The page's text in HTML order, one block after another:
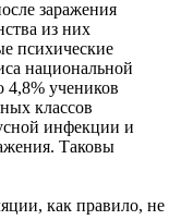
заражения
из них
психические
национальной
4,8% учеников
классов
инфекции и
Таковы
как правило, не